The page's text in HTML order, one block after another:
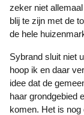
zeker niet
blij te zijn met de
de hele
Sybrand sluit niet uit dat de plannen uiteindelijk overwaaien. “Dat
hoop ik en daar
idee dat de
haar grondgebied
komen. Het is nog